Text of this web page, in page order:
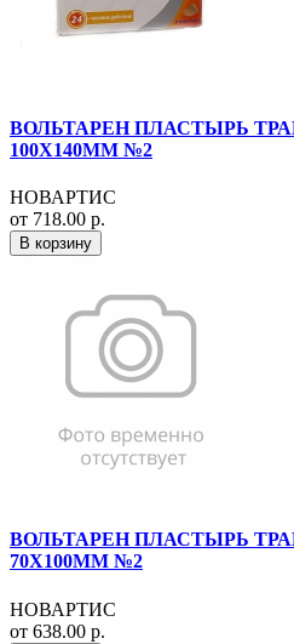
ВОЛЬТАРЕН ПЛАСТЫРЬ
100Х140ММ №2
НОВАРТИС
от 718.00 р.
В корзину
ВОЛЬТАРЕН ПЛАСТЫРЬ
70Х100ММ №2
НОВАРТИС
от 638.00 р.